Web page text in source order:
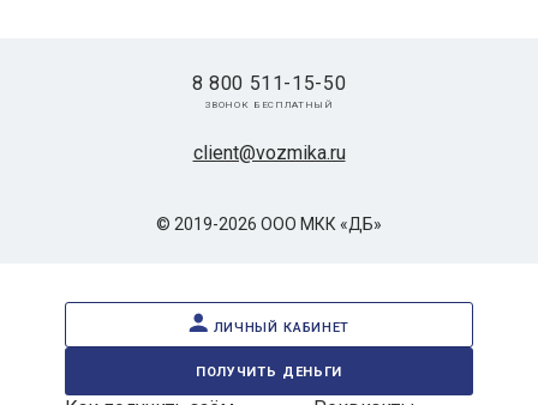
© 2019-2026 ООО МКК «ДБ»
client@vozmika.ru
8 800 511-15-50
звонок бесплатный
личный кабинет
получить деньги